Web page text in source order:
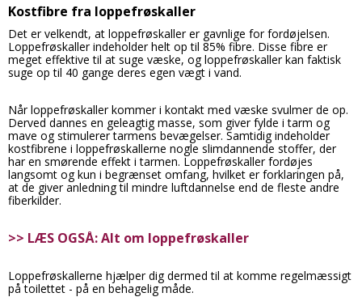
Kostfibre fra loppefrøskaller
Det er velkendt, at loppefrøskaller er gavnlige for fordøjelsen.
Loppefrøskaller indeholder helt op til 85% fibre. Disse fibre er
meget effektive til at suge væske, og loppefrøskaller kan faktisk
suge op til 40 gange deres egen vægt i vand.
Når loppefrøskaller kommer i kontakt med væske svulmer de op.
Derved dannes en geleagtig masse, som giver fylde i tarm og
mave og stimulerer tarmens bevægelser. Samtidig indeholder
kostfibrene i loppefrøskallerne nogle slimdannende stoffer, der
har en smørende effekt i tarmen. Loppefrøskaller fordøjes
langsomt og kun i begrænset omfang, hvilket er forklaringen på,
at de giver anledning til mindre luftdannelse end de fleste andre
fiberkilder.
>> LÆS OGSÅ: Alt om loppefrøskaller
Loppefrøskallerne hjælper dig dermed til at komme regelmæssigt
på toilettet - på en behagelig måde.